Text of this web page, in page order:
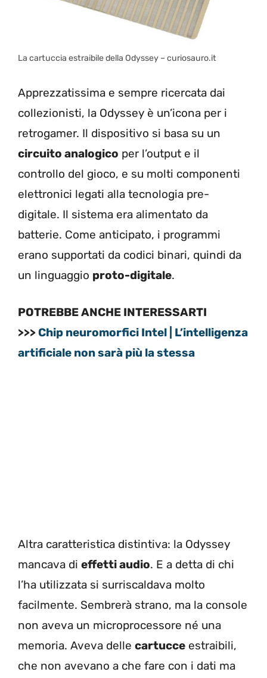
La cartuccia estraibile della Odyssey – curiosauro.it
Apprezzatissima e sempre ricercata dai
collezionisti, la Odyssey è un’icona per i
retrogamer. Il dispositivo si basa su un
circuito analogico per l’output e il
controllo del gioco, e su molti componenti
elettronici legati alla tecnologia pre-
digitale. Il sistema era alimentato da
batterie. Come anticipato, i programmi
erano supportati da codici binari, quindi da
un linguaggio proto-digitale.
POTREBBE ANCHE INTERESSARTI
>>>Chip neuromorfici Intel | L’intelligenza
artificiale non sarà più la stessa
Altra caratteristica distintiva: la Odyssey
mancava di effetti audio. E a detta di chi
l’ha utilizzata si surriscaldava molto
facilmente. Sembrerà strano, ma la console
non aveva un microprocessore né una
memoria. Aveva delle cartucce estraibili,
che non avevano a che fare con i dati ma